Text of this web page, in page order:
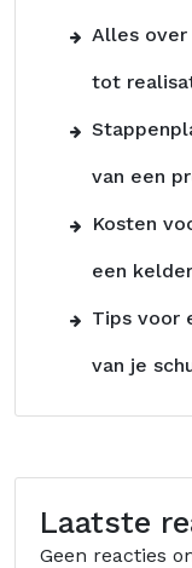
Alles over
tot
van een
Kosten
een
Tips voor
van je
Laatste
Geen reacties